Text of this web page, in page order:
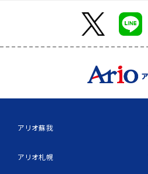
アリオ蘇我
アリオ札幌